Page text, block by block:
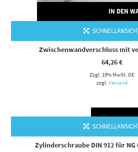
IN DEN
Zwischenwandverschluss mit
64,26€
Zzgl. 19% MwSt. DE
zzgl. Versand
Zylinderschraube DIN 912 für NG